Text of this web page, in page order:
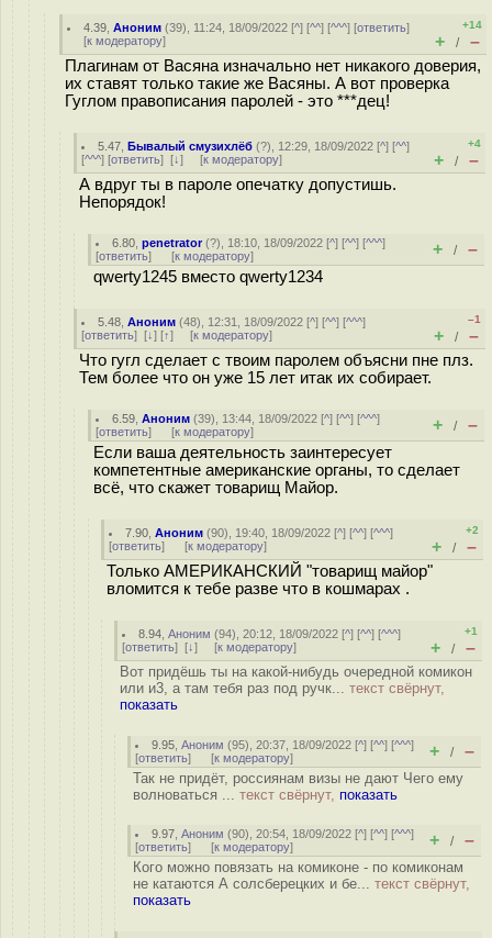
4.39 ,Аноним (39), 11:24, 18/09/2022 [^] [^^] [^^^] [ответить]
[к модератору]
+14
+ / –
Плагинам от Васяна изначально нет никакого доверия,
их ставят только такие же Васяны. А вот проверка
Гуглом правописания паролей - это ***дец!
5.47 ,Бывалый смузихлёб (?), 12:29, 18/09/2022 [^] [^^]
[^^^] [ответить] [↓] [к модератору]
+4
+ / –
А вдруг ты в пароле опечатку допустишь.
Непорядок!
6.80 ,penetrator(?), 18:10, 18/09/2022 [^] [^^] [^^^]
[ответить] [к модератору] + / –
qwerty1245 вместо qwerty1234
5.48 ,Аноним (48), 12:31, 18/09/2022 [^] [^^] [^^^]
[ответить] [↓] [↑] [к модератору]
–1
+ / –
Что гугл сделает с твоим паролем объясни пне плз.
Тем более что он уже 15 лет итак их собирает.
6.59 ,Аноним (39), 13:44, 18/09/2022 [^] [^^] [^^^]
[ответить] [к модератору] + / –
Если ваша деятельность заинтересует
компетентные американские органы, то сделает
всё, что скажет товарищ Майор.
7.90 ,Аноним (90), 19:40, 18/09/2022 [^] [^^] [^^^]
[ответить] [к модератору]
+2
+ / –
Только АМЕРИКАНСКИЙ "товарищ майор"
вломится к тебе разве что в кошмарах .
8.94 ,Аноним (94), 20:12, 18/09/2022 [^] [^^] [^^^]
[ответить] [↓] [к модератору]
+1
+ / –
Вот придёшь ты на какой-нибудь очередной комикон
или и3, а там тебя раз под ручк... текст свёрнут,
показать
9.95 ,Аноним (95), 20:37, 18/09/2022 [^] [^^] [^^^]
[ответить] [к модератору] + / –
Так не придёт, россиянам визы не дают Чего ему
волноваться ... текст свёрнут, показать
9.97 ,Аноним (90), 20:54, 18/09/2022 [^] [^^] [^^^]
[ответить] [к модератору] + / –
Кого можно повязать на комиконе - по комиконам
не катаются А солсберецких и бе... текст свёрнут,
показать